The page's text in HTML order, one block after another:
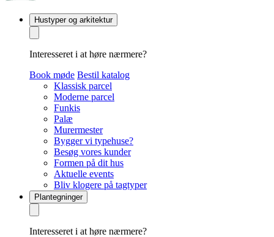
Hustyper og arkitektur
Interesseret i at høre nærmere?
Book møde Bestil katalog
Klassisk parcel
Moderne parcel
Funkis
Palæ
Murermester
Bygger vi typehuse?
Besøg vores kunder
Formen på dit hus
Aktuelle events
Bliv klogere på tagtyper
Plantegninger
Interesseret i at høre nærmere?